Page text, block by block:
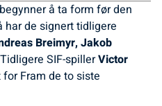
å ta form før den
har de signert tidligere
Breimyr, Jakob
SIF-spillerVictor
Fram de to siste